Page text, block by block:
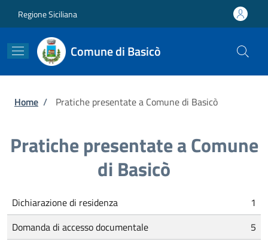
Regione Siciliana
Comune di Basicò
Briciole di pane
Home / Pratiche presentate a Comune di Basicò
Pratiche presentate a Comune
di Basicò
Dichiarazione di residenza
1
Domanda di accesso documentale
5